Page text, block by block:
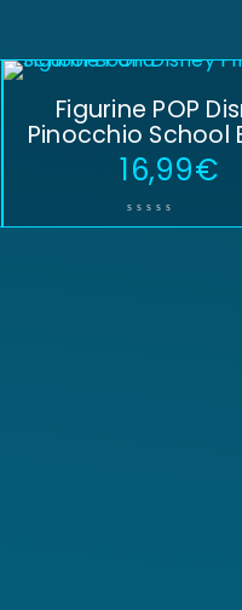
Figurine POP
Pinocchio School
16,99€